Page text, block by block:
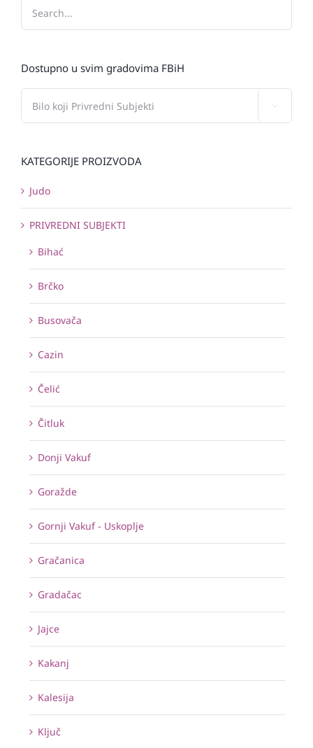
Dostupno u svim gradovima FBiH
KATEGORIJE PROIZVODA
Judo
PRIVREDNI SUBJEKTI
Bihać
Brčko
Busovača
Cazin
Čelić
Čitluk
Donji Vakuf
Goražde
Gornji Vakuf - Uskoplje
Gračanica
Gradačac
Jajce
Kakanj
Kalesija
Ključ